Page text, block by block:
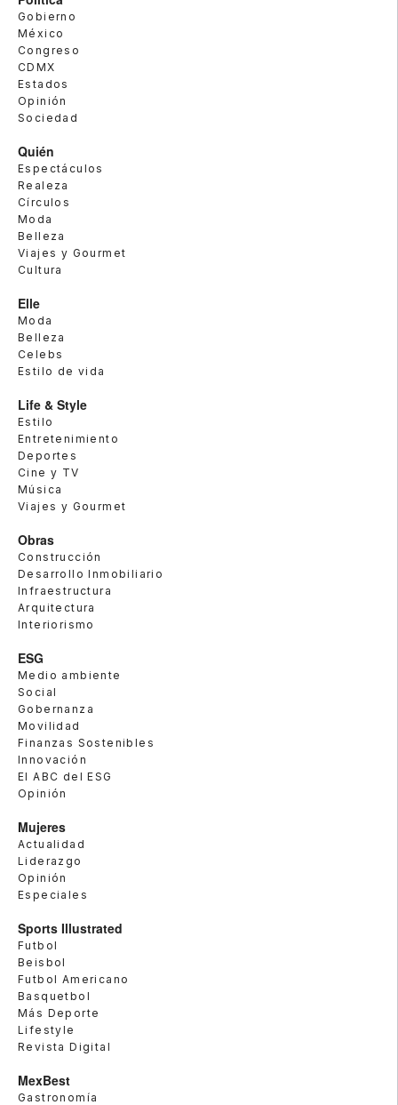
Gobierno
México
Congreso
CDMX
Estados
Opinión
Sociedad
Quién
Espectáculos
Realeza
Círculos
Moda
Belleza
Viajes y Gourmet
Cultura
Elle
Moda
Belleza
Celebs
Estilo de vida
Life & Style
Estilo
Entretenimiento
Deportes
Cine y TV
Música
Viajes y Gourmet
Obras
Construcción
Desarrollo Inmobiliario
Infraestructura
Arquitectura
Interiorismo
ESG
Medio ambiente
Social
Gobernanza
Movilidad
Finanzas Sostenibles
Innovación
El ABC del ESG
Opinión
Mujeres
Actualidad
Liderazgo
Opinión
Especiales
Sports Illustrated
Futbol
Beisbol
Futbol Americano
Basquetbol
Más Deporte
Lifestyle
Revista Digital
MexBest
Gastronomía